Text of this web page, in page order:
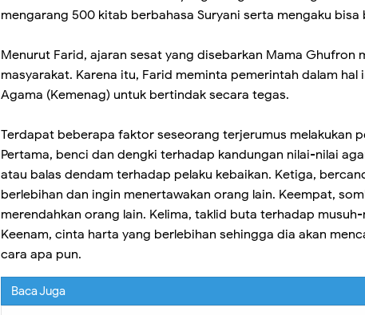
mengarang 500 kitab berbahasa Suryani serta mengaku bisa
Menurut Farid, ajaran sesat yang disebarkan Mama Ghufron
masyarakat. Karena itu, Farid meminta pemerintah dalam hal
Agama (Kemenag) untuk bertindak secara tegas.
Terdapat beberapa faktor seseorang terjerumus melakukan
Pertama, benci dan dengki terhadap kandungan nilai-nilai
atau balas dendam terhadap pelaku kebaikan. Ketiga,
berlebihan dan ingin menertawakan orang lain. Keempat,
merendahkan orang lain. Kelima, taklid buta terhadap musuh-
Keenam, cinta harta yang berlebihan sehingga dia akan
cara apa pun.
Baca Juga